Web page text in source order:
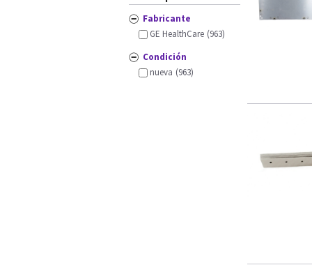
Fabricante
GE HealthCare (963)
Condición
nueva (963)